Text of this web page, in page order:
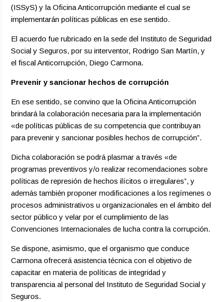
(ISSyS) y la Oficina Anticorrupción mediante el cual se
implementarán políticas públicas en ese sentido.
El acuerdo fue rubricado en la sede del Instituto de Seguridad
Social y Seguros, por su interventor, Rodrigo San Martín, y
el fiscal Anticorrupción, Diego Carmona.
Prevenir y sancionar hechos de corrupción
En ese sentido, se convino que la Oficina Anticorrupción
brindará la colaboración necesaria para la implementación
«de políticas públicas de su competencia que contribuyan
para prevenir y sancionar posibles hechos de corrupción”.
Dicha colaboración se podrá plasmar a través «de
programas preventivos y/o realizar recomendaciones sobre
políticas de represión de hechos ilícitos o irregulares”, y
además también proponer modificaciones a los regímenes o
procesos administrativos u organizacionales en el ámbito del
sector público y velar por el cumplimiento de las
Convenciones Internacionales de lucha contra la corrupción.
Se dispone, asimismo, que el organismo que conduce
Carmona ofrecerá asistencia técnica con el objetivo de
capacitar en materia de políticas de integridad y
transparencia al personal del Instituto de Seguridad Social y
Seguros.